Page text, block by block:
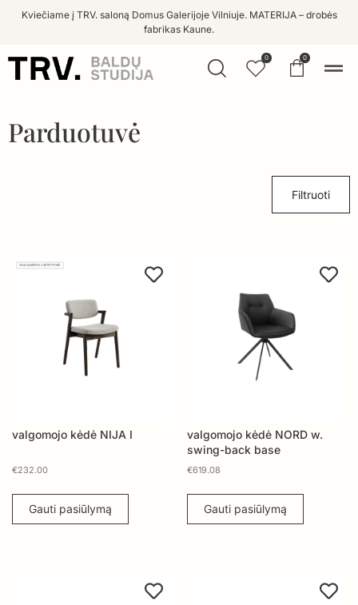
Kviečiame į TRV. saloną Domus Galerijoje Vilniuje. MATERIJA – drobės
fabrikas Kaune.
0 0
Parduotuvė
Filtruoti
valgomojo kėdė NIJA I
€232.00
Gauti pasiūlymą
valgomojo kėdė NORD w.
swing-back base
€619.08
Gauti pasiūlymą